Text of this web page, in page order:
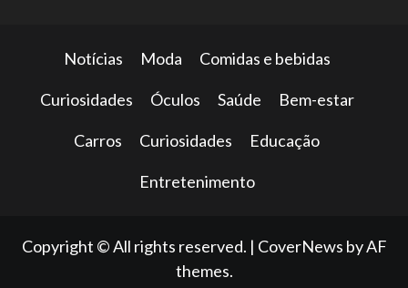
Notícias Moda Comidas e bebidas
Curiosidades Óculos Saúde Bem-estar
Carros Curiosidades Educação
Entretenimento
Copyright © All rights reserved. | CoverNews by AF
themes.